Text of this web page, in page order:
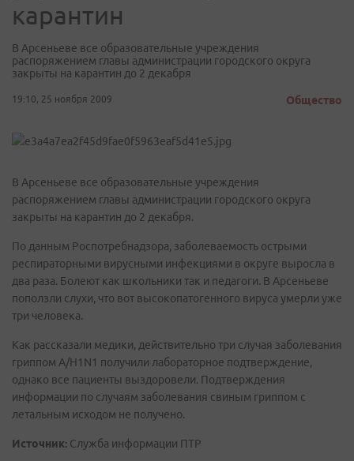
карантин
В Арсеньеве все образовательные учреждения
распоряжением главы администрации городского округа
закрыты на карантин до 2 декабря
19:10, 25 ноября 2009 Общество
В Арсеньеве все образовательные учреждения
распоряжением главы администрации городского округа
закрыты на карантин до 2 декабря.
По данным Роспотребнадзора, заболеваемость острыми
респираторными вирусными инфекциями в округе выросла в
два раза. Болеют как школьники так и педагоги. В Арсеньеве
поползли слухи, что вот высокопатогенного вируса умерли уже
три человека.
Как рассказали медики, действительно три случая заболевания
гриппом А/H1N1 получили лабораторное подтверждение,
однако все пациенты выздоровели. Подтверждения
информации по случаям заболевания свиным гриппом с
летальным исходом не получено.
Источник: Служба информации ПТР